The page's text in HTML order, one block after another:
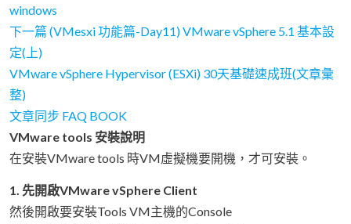
windows
下一篇 (VMesxi 功能篇-Day11) VMware vSphere 5.1 基本設
定(上)
VMware vSphere Hypervisor (ESXi) 30天基礎速成班(文章彙
整)
文章同步 FAQ BOOK
VMware tools 安裝說明
在安裝VMware tools 時VM虛擬機要開機，才可安裝。
1. 先開啟VMware vSphere Client
然後開啟要安裝Tools VM主機的Console